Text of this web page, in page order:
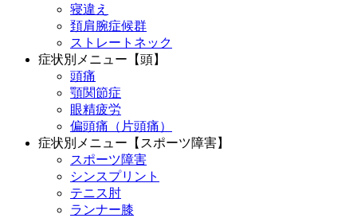
寝違え
頚肩腕症候群
ストレートネック
症状別メニュー【頭】
頭痛
顎関節症
眼精疲労
偏頭痛（片頭痛）
症状別メニュー【スポーツ障害】
スポーツ障害
シンスプリント
テニス肘
ランナー膝